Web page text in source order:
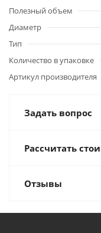
Полезный объем
Диаметр
Тип
Количество в упаковке
Артикул производителя
Задать вопрос
Рассчитать
Отзывы